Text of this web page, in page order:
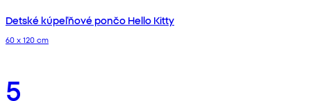
Detské kúpeľňové pončo Hello Kitty
60 x 120 cm
5